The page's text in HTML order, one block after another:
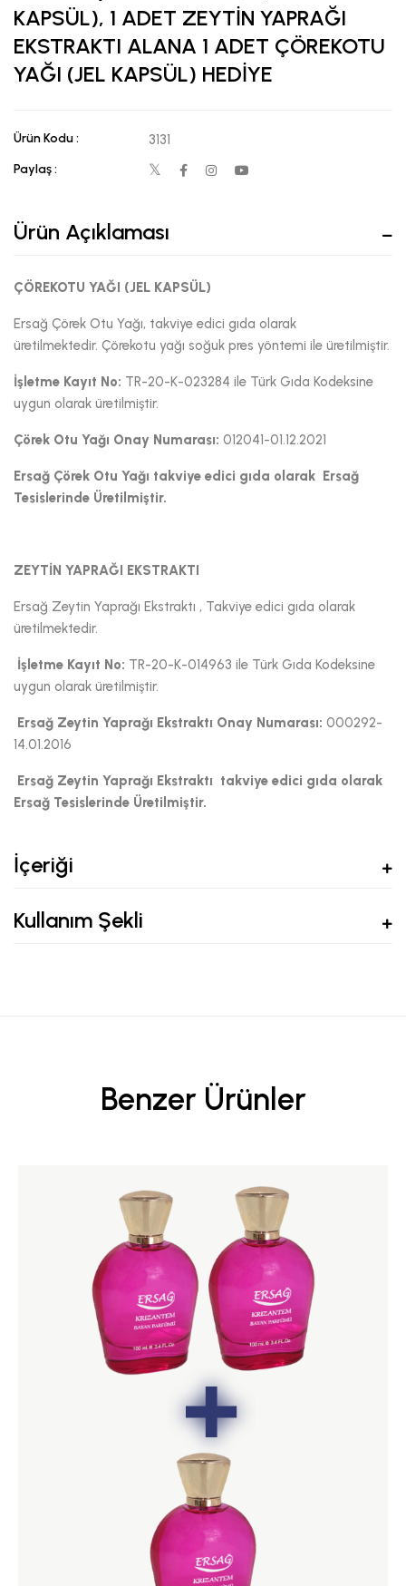
KAPSÜL), 1 ADET ZEYTİN YAPRAĞI
EKSTRAKTI ALANA 1 ADET ÇÖREKOTU
YAĞI (JEL KAPSÜL) HEDİYE
Ürün Kodu : 3131
Paylaş :
Ürün Açıklaması
ÇÖREKOTU YAĞI (JEL KAPSÜL)
Ersağ Çörek Otu Yağı, takviye edici gıda olarak
üretilmektedir. Çörekotu yağı soğuk pres yöntemi ile üretilmiştir.
İşletme Kayıt No: TR-20-K-023284 ile Türk Gıda Kodeksine
uygun olarak üretilmiştir.
Çörek Otu Yağı Onay Numarası: 012041-01.12.2021
Ersağ Çörek Otu Yağı takviye edici gıda olarak Ersağ
Tesislerinde Üretilmiştir.
ZEYTİN YAPRAĞI EKSTRAKTI​
Ersağ Zeytin Yaprağı Ekstraktı , Takviye edici gıda olarak
üretilmektedir.
İşletme Kayıt No: TR-20-K-014963 ile Türk Gıda Kodeksine
uygun olarak üretilmiştir.
Ersağ Zeytin Yaprağı Ekstraktı Onay Numarası: 000292-
14.01.2016
Ersağ Zeytin Yaprağı Ekstraktı takviye edici gıda olarak
Ersağ Tesislerinde Üretilmiştir.
İçeriği
Kullanım Şekli
Benzer Ürünler